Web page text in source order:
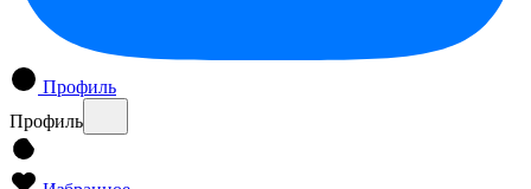
Профиль
Профиль